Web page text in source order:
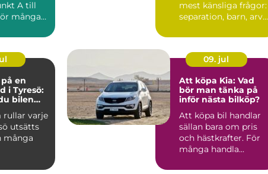
A till
många
mest känsliga frågor:
separation, barn, arv
en
i Tyresö:
bilen
rullar varje
utsätts
många
09. jul
Att köpa Kia: Vad
bör man tänka på
inför nästa bilköp?
Att köpa bil handlar
sällan bara om pris
och hästkrafter. För
många handla...